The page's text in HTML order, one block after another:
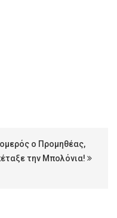
ο Προμηθέας,
την Μπολόνια!